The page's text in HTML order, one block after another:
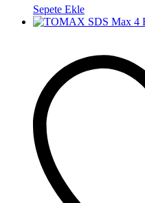
Sepete Ekle